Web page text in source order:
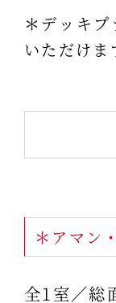
＊デッキ
いただけま
＊アマン
全1室／総